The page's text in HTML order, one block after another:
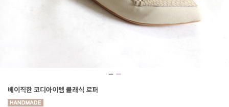
베이직한 코디아이템 클래식 로퍼